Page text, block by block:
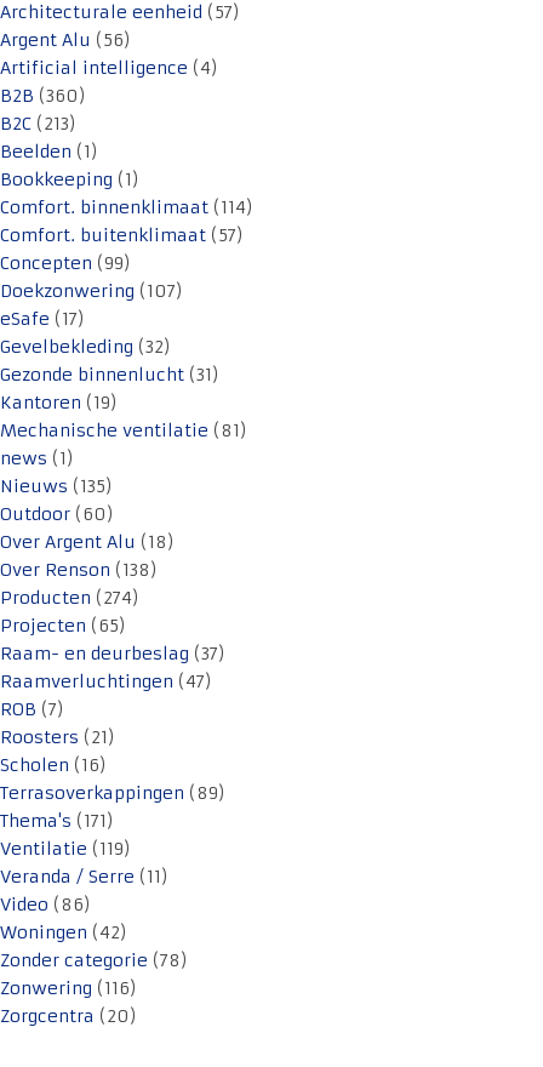
Architecturale eenheid (57)
Argent Alu (56)
Artificial intelligence (4)
B2B (360)
B2C (213)
Beelden (1)
Bookkeeping (1)
Comfort. binnenklimaat (114)
Comfort. buitenklimaat (57)
Concepten (99)
Doekzonwering (107)
eSafe (17)
Gevelbekleding (32)
Gezonde binnenlucht (31)
Kantoren (19)
Mechanische ventilatie (81)
news (1)
Nieuws (135)
Outdoor (60)
Over Argent Alu (18)
Over Renson (138)
Producten (274)
Projecten (65)
Raam- en deurbeslag (37)
Raamverluchtingen (47)
ROB (7)
Roosters (21)
Scholen (16)
Terrasoverkappingen (89)
Thema's (171)
Ventilatie (119)
Veranda / Serre (11)
Video (86)
Woningen (42)
Zonder categorie (78)
Zonwering (116)
Zorgcentra (20)